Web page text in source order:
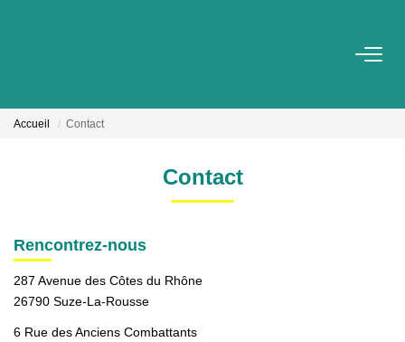
GESTION
NOTRE AGENCE
Accueil Contact
Contact
Rencontrez-nous
287 Avenue des Côtes du Rhône
26790 Suze-La-Rousse
6 Rue des Anciens Combattants